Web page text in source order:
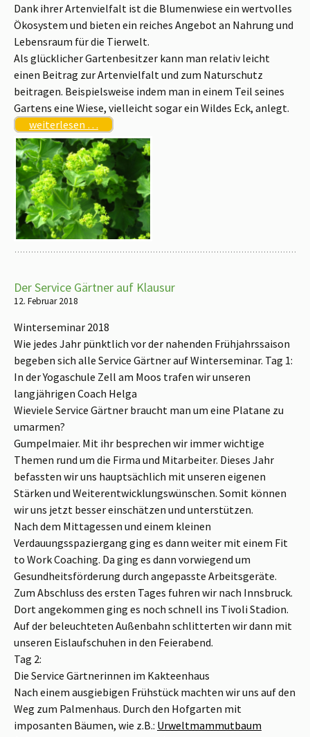
Dank ihrer Artenvielfalt ist die Blumenwiese ein wertvolles
Ökosystem und bieten ein reiches Angebot an Nahrung und
Lebensraum für die Tierwelt.
Als glücklicher Gartenbesitzer kann man relativ leicht
einen Beitrag zur Artenvielfalt und zum Naturschutz
beitragen. Beispielsweise indem man in einem Teil seines
Gartens eine Wiese, vielleicht sogar ein Wildes Eck, anlegt.
weiterlesen …
Der Service Gärtner auf Klausur
12. Februar 2018
Winterseminar 2018
Wie jedes Jahr pünktlich vor der nahenden Frühjahrssaison
begeben sich alle Service Gärtner auf Winterseminar. Tag 1:
In der Yogaschule Zell am Moos trafen wir unseren
langjährigen Coach Helga
Wieviele Service Gärtner braucht man um eine Platane zu
umarmen?
Gumpelmaier. Mit ihr besprechen wir immer wichtige
Themen rund um die Firma und Mitarbeiter. Dieses Jahr
befassten wir uns hauptsächlich mit unseren eigenen
Stärken und Weiterentwicklungswünschen. Somit können
wir uns jetzt besser einschätzen und unterstützen.
Nach dem Mittagessen und einem kleinen
Verdauungsspaziergang ging es dann weiter mit einem Fit
to Work Coaching. Da ging es dann vorwiegend um
Gesundheitsförderung durch angepasste Arbeitsgeräte.
Zum Abschluss des ersten Tages fuhren wir nach Innsbruck.
Dort angekommen ging es noch schnell ins Tivoli Stadion.
Auf der beleuchteten Außenbahn schlitterten wir dann mit
unseren Eislaufschuhen in den Feierabend.
Tag 2:
Die Service Gärtnerinnen im Kakteenhaus
Nach einem ausgiebigen Frühstück machten wir uns auf den
Weg zum Palmenhaus. Durch den Hofgarten mit
imposanten Bäumen, wie z.B.: Urweltmammutbaum